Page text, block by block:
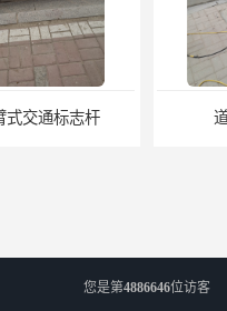
道路交通标志牌
您是第4886646位访客